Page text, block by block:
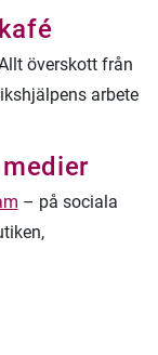
överskott från
arbete
– på sociala